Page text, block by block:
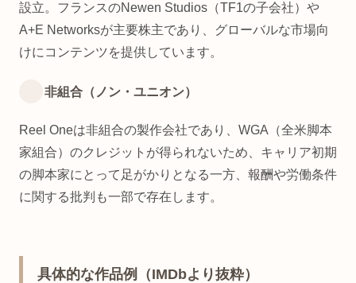
設立。フランスのNewen Studios（TF1の子会社）や
A+E Networksが主要株主であり、グローバルな市場向
けにコンテンツを提供しています。
非組合（ノン・ユニオン）
Reel Oneは非組合の製作会社であり、WGA（全米脚本
家組合）のクレジットが得られないため、キャリア初期
の脚本家にとって足がかりとなる一方、報酬や労働条件
に関する批判も一部で存在します。
具体的な作品例（IMDbより抜粋）